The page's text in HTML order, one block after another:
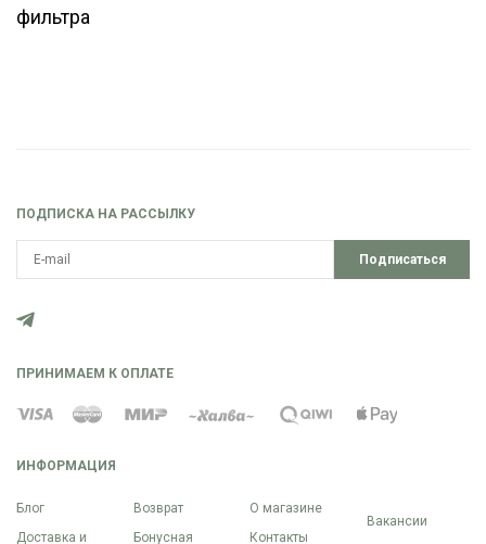
фильтра
ИНФОРМАЦИЯ
Блог
Доставка и
Возврат
Бонусная
О магазине
Контакты
Вакансии
ПОДПИСКА НА РАССЫЛКУ
Подписаться
ПРИНИМАЕМ К ОПЛАТЕ